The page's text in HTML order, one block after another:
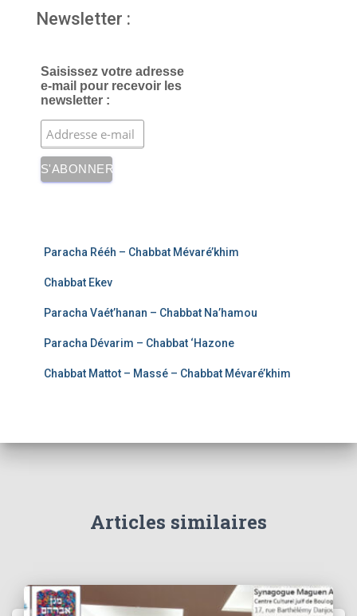
Newsletter :
Saisissez votre adresse
e-mail pour recevoir les
newsletter :
Paracha Rééh – Chabbat Mévaré’khim
Chabbat Ekev
Paracha Vaét’hanan – Chabbat Na’hamou
Paracha Dévarim – Chabbat ‘Hazone
Chabbat Mattot – Massé – Chabbat Mévaré’khim
Articles similaires